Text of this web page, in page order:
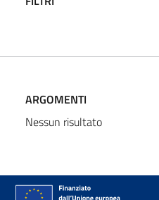
ARGOMENTI
Nessun risultato